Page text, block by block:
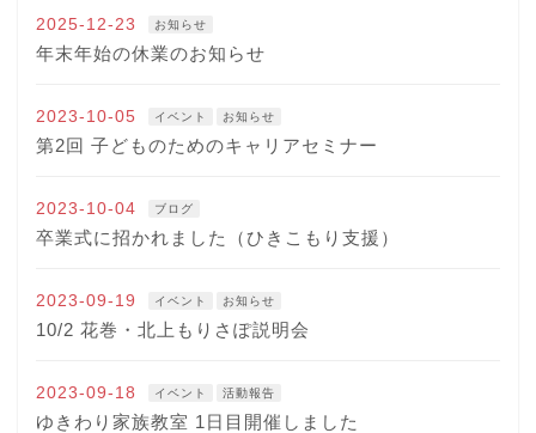
2025-12-23 お知らせ
年末年始の休業のお知らせ
2023-10-05 イベント お知らせ
第2回 子どものためのキャリアセミナー
2023-10-04 ブログ
卒業式に招かれました（ひきこもり支援）
2023-09-19 イベント お知らせ
10/2 花巻・北上もりさぽ説明会
2023-09-18 イベント 活動報告
ゆきわり家族教室 1日目開催しました